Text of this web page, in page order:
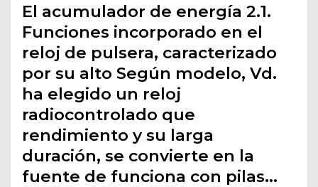
El acumulador de energía 2.1.
Funciones incorporado en el
reloj de pulsera, caracterizado
por su alto Según modelo, Vd.
ha elegido un reloj
radiocontrolado que
rendimiento y su larga
duración, se convierte en la
fuente de funciona con pilas…